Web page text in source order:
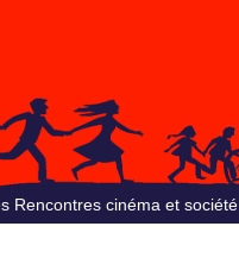
Rencontres cinéma et société